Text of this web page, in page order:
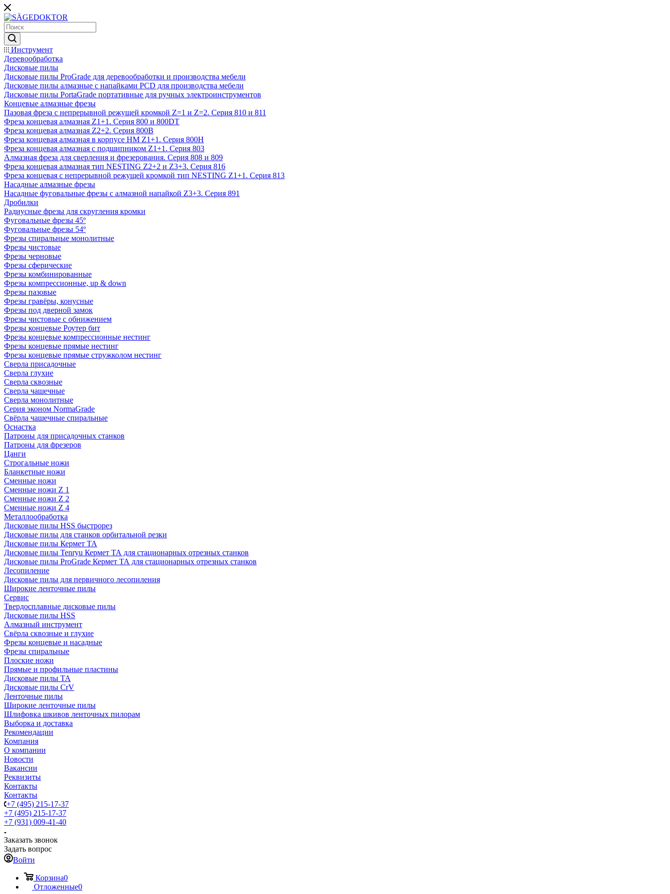
Инструмент
Деревообработка
Дисковые пилы
Дисковые пилы ProGrade для деревообработки и производства мебели
Дисковые пилы алмазные с напайками PCD для производства мебели
Дисковые пилы PortaGrade портативные для ручных электроинструментов
Концевые алмазные фрезы
Пазовая фреза с непрерывной режущей кромкой Z=1 и Z=2. Серия 810 и 811
Фреза концевая алмазная Z1+1. Серия 800 и 800DT
Фреза концевая алмазная Z2+2. Серия 800B
Фреза концевая алмазная в корпусе НМ Z1+1. Серия 800H
Фреза концевая алмазная с подшипником Z1+1. Серия 803
Алмазная фреза для сверления и фрезерования. Серия 808 и 809
Фреза концевая алмазная тип NESTING Z2+2 и Z3+3. Серия 816
Фреза концевая с непрерывной режущей кромкой тип NESTING Z1+1. Серия 813
Насадные алмазные фрезы
Насадные фуговальные фрезы с алмазной напайкой Z3+3. Серия 891
Дробилки
Радиусные фрезы для скругления кромки
Фуговальные фрезы 45º
Фуговальные фрезы 54º
Фрезы спиральные монолитные
Фрезы чистовые
Фрезы черновые
Фрезы сферические
Фрезы комбинированные
Фрезы компрессионные, up & down
Фрезы пазовые
Фрезы гравёры, конусные
Фрезы под дверной замок
Фрезы чистовые с обнижением
Фрезы концевые Роутер бит
Фрезы концевые компрессионные нестинг
Фрезы концевые прямые нестинг
Фрезы концевые прямые стружколом нестинг
Сверла присадочные
Сверла глухие
Сверла сквозные
Сверла чашечные
Сверла монолитные
Серия эконом NormaGrade
Свёрла чашечные спиральные
Оснастка
Патроны для присадочных станков
Патроны для фрезеров
Цанги
Строгальные ножи
Бланкетные ножи
Сменные ножи
Сменные ножи Z 1
Сменные ножи Z 2
Сменные ножи Z 4
Металлообработка
Дисковые пилы HSS быстрорез
Дисковые пилы для станков орбитальной резки
Дисковые пилы Кермет ТА
Дисковые пилы Tenryu Кермет ТА для стационарных отрезных станков
Дисковые пилы ProGrade Кермет ТА для стационарных отрезных станков
Лесопиление
Дисковые пилы для первичного лесопиления
Широкие ленточные пилы
Сервис
Твердосплавные дисковые пилы
Дисковые пилы HSS
Алмазный инструмент
Свёрла сквозные и глухие
Фрезы концевые и насадные
Фрезы спиральные
Плоские ножи
Прямые и профильные пластины
Дисковые пилы TA
Дисковые пилы CrV
Ленточные пилы
Широкие ленточные пилы
Шлифовка шкивов ленточных пилорам
Выборка и доставка
Рекомендации
Компания
О компании
Новости
Вакансии
Реквизиты
Контакты
Контакты
+7 (495) 215-17-37
+7 (495) 215-17-37
+7 (931) 009-41-40
Заказать звонок
Задать вопрос
Войти
Корзина0
Отложенные0